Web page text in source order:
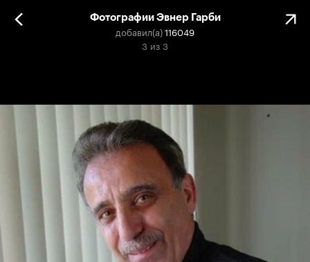
Фотографии Эвнер Гарби
добавил(а)116049
3 из 3